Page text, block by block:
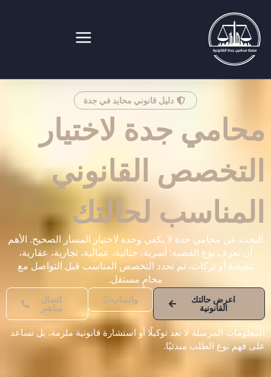
المحتوى
دليل قانوني محايد في جدة
محامي جدة لاختيار
التخصص القانوني
المناسب لحالتك
البحث عن محامي جدة لا يكفي وحده لاختيار المسار الصحيح. الأهم
أن تعرف نوع القضية: أسرية، جنائية، عمالية، تجارية، عقارية،
تنفيذية أو تركات، ثم تحدد التخصص المناسب قبل التواصل مع
محامٍ مستقل.
اعرض حالتك
القانونية
واتساب
اتصال
مباشر
المعلومات المرسلة لا تعد توكيلًا أو استشارة قانونية ملزمة، بل تساعد
على فهم نوع الطلب مبدئيًا.